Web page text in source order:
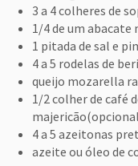
3 a 4 colheres de
1/4 de um abacate
1 pitada de sal e
4 a 5 rodelas de
queijo mozarella
1/2 colher de café
4 a 5 azeitonas
azeite ou óleo de